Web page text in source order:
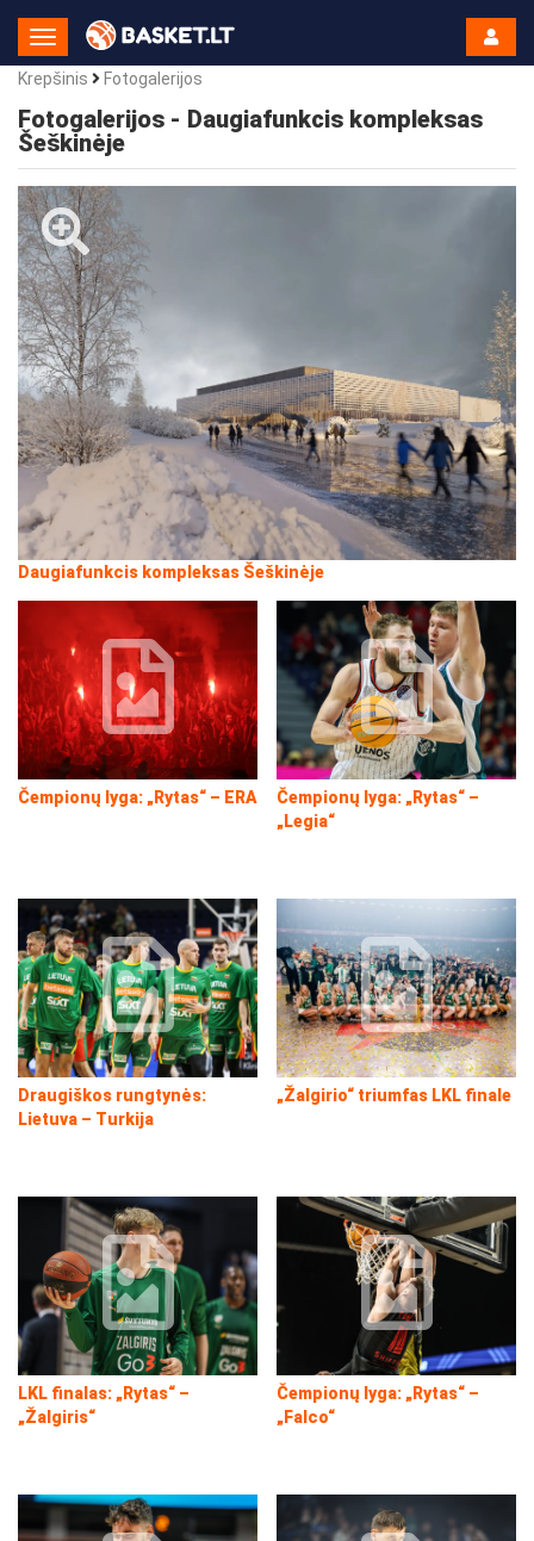
Toggle
Navigation
Krepšinis
Fotogalerijos
Fotogalerijos - Daugiafunkcis kompleksas
Šeškinėje
Daugiafunkcis kompleksas Šeškinėje
Čempionų lyga: „Rytas“ – ERA
Čempionų lyga: „Rytas“ –
„Legia“
Draugiškos rungtynės:
Lietuva – Turkija
„Žalgirio“ triumfas LKL finale
LKL finalas: „Rytas“ –
„Žalgiris“
Čempionų lyga: „Rytas“ –
„Falco“